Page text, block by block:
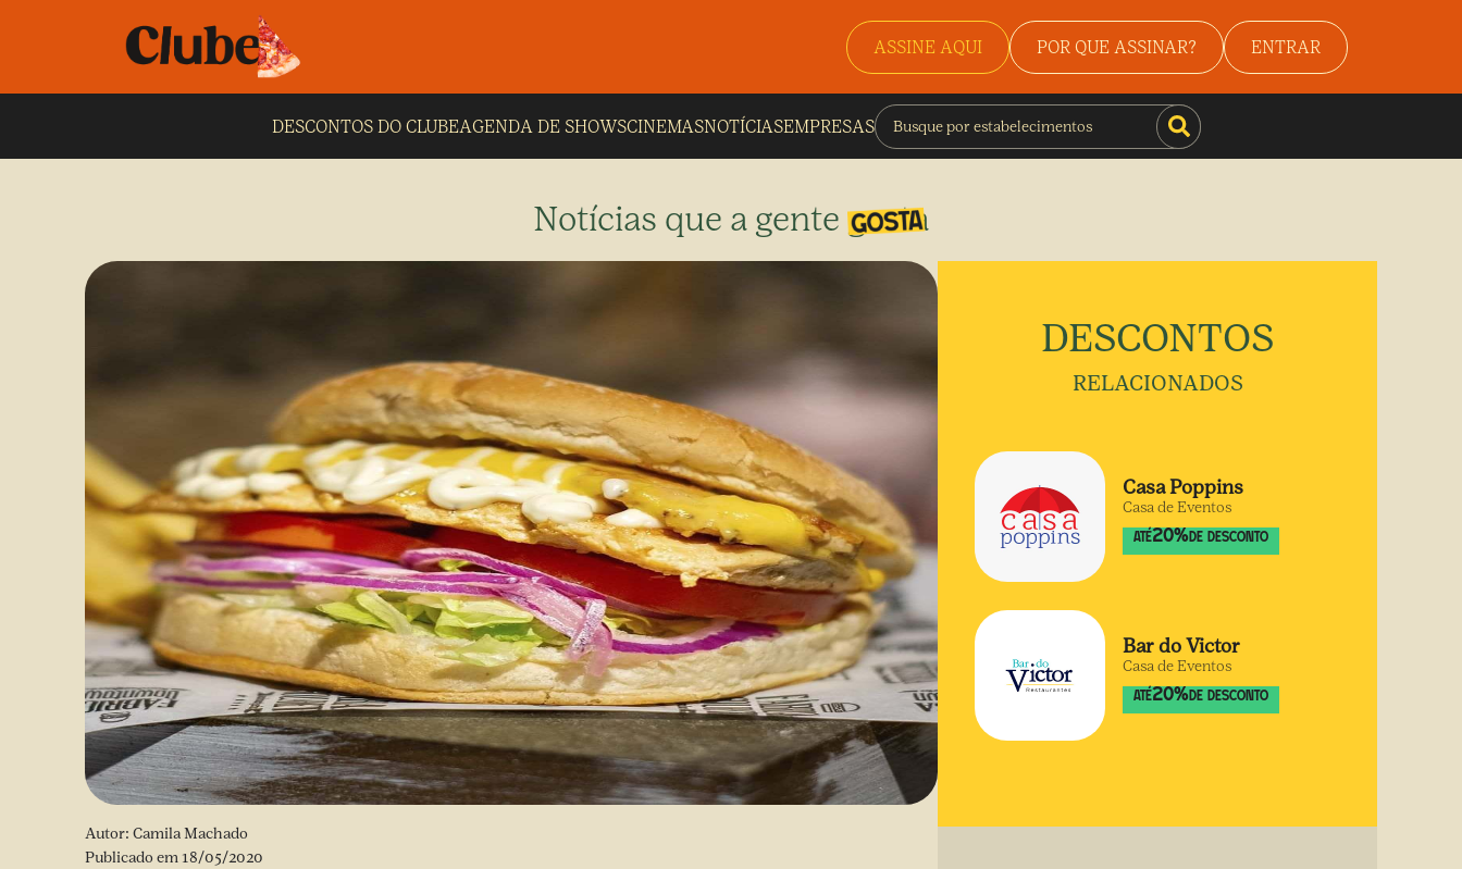
ASSINE AQUI POR QUE ASSINAR? ENTRAR
DESCONTOS DO CLUBEAGENDA DE SHOWSCINEMASNOTÍCIASEMPRESAS
Notícias que a gente gosta
Autor: Camila Machado
Publicado em18/05/2020
DESCONTOS
RELACIONADOS
Casa Poppins
Casa de Eventos
ATÉ20%DE DESCONTO
Bar do Victor
Casa de Eventos
ATÉ20%DE DESCONTO